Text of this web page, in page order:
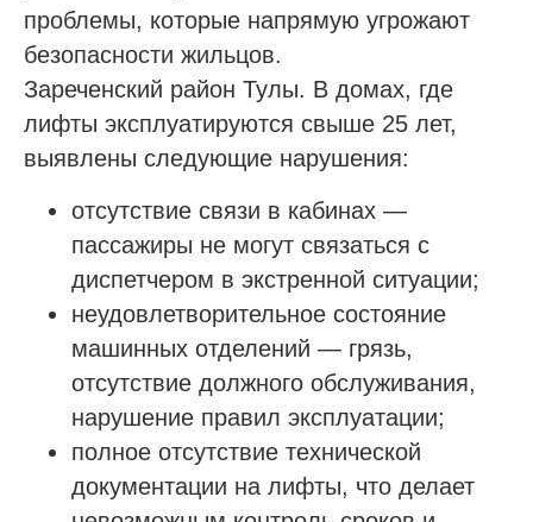
проблемы, которые напрямую угрожают
безопасности жильцов.
Зареченский район Тулы. В домах, где
лифты эксплуатируются свыше 25 лет,
выявлены следующие нарушения:
отсутствие связи в кабинах —
пассажиры не могут связаться с
диспетчером в экстренной ситуации;
неудовлетворительное состояние
машинных отделений — грязь,
отсутствие должного обслуживания,
нарушение правил эксплуатации;
полное отсутствие технической
документации на лифты, что делает